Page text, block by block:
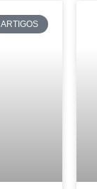
ARTIGOS